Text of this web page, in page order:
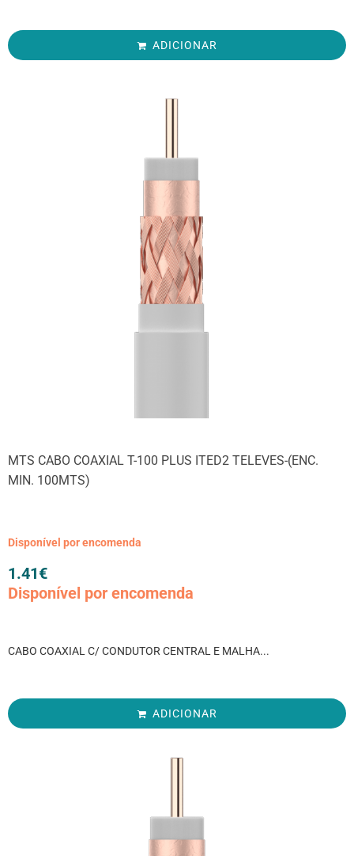
ADICIONAR
MTS CABO COAXIAL T-100 PLUS ITED2 TELEVES-(ENC.
MIN. 100MTS)
Disponível por encomenda
1.41€
Disponível por encomenda
CABO COAXIAL C/ CONDUTOR CENTRAL E MALHA...
ADICIONAR